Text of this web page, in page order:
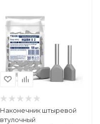
Наконечник штыревой
втулочный